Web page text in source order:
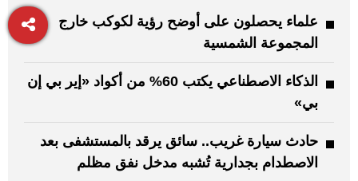
علماء يحصلون على أوضح رؤية لكوكب خارج
المجموعة الشمسية
الذكاء الاصطناعي يكتب 60% من أكواد «إير بي إن
بي»
حادث سيارة غريب.. سائق يرقد بالمستشفى بعد
الاصطدام بجدارية تُشبه مدخل نفق مظلم